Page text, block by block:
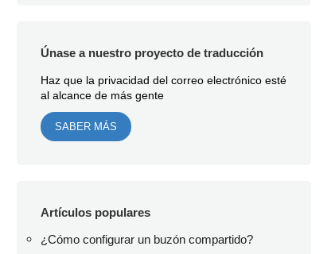
Únase a nuestro proyecto de traducción
Haz que la privacidad del correo electrónico esté
al alcance de más gente
SABER MÁS
Artículos populares
¿Cómo configurar un buzón compartido?